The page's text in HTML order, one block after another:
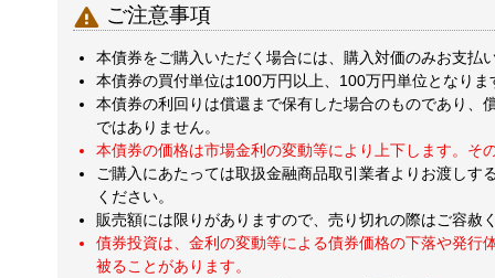
 ご注意事項
本債券をご購入いただく場合には、購入対価のみお支払
本債券の買付単位は100万円以上、100万円単位となりま
本債券の利回りは償還まで保有した場合のものであり、
ではありません。
本債券の価格は市場金利の変動等により上下します。そ
ご購入にあたっては取扱金融商品取引業者よりお渡し
ください。
販売額には限りがありますので、売り切れの際はご容赦
債券投資は、金利の変動等による債券価格の下落や発行
被ることがあります。